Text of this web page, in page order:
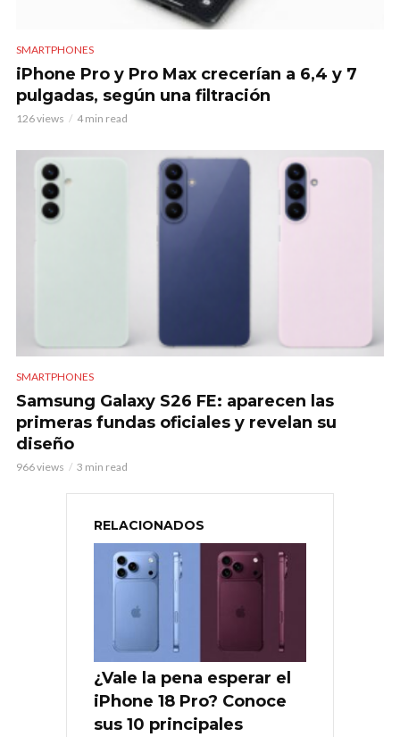
SMARTPHONES
iPhone Pro y Pro Max crecerían a 6,4 y 7
pulgadas, según una filtración
126 views 4 min read
SMARTPHONES
Samsung Galaxy S26 FE: aparecen las
primeras fundas oficiales y revelan su
diseño
966 views 3 min read
RELACIONADOS
¿Vale la pena esperar el
iPhone 18 Pro? Conoce
sus 10 principales